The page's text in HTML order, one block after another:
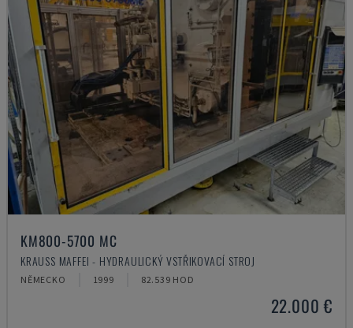
KM800-5700 MC
KRAUSS MAFFEI - HYDRAULICKÝ VSTŘIKOVACÍ STROJ
NĚMECKO 1999 82.539 HOD
22.000 €